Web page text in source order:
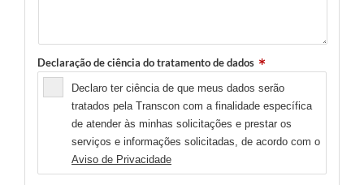
Declaração de ciência do tratamento de dados
Declaro ter ciência de que meus dados serão
tratados pela Transcon com a finalidade específica
de atender às minhas solicitações e prestar os
serviços e informações solicitadas, de acordo com o
Aviso de Privacidade